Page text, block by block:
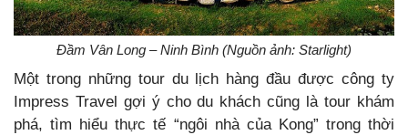
Đầm Vân Long – Ninh Bình (Nguồn ảnh: Starlight)
Một trong những tour du lịch hàng đầu được công ty
Impress Travel gợi ý cho du khách cũng là tour khám
phá, tìm hiểu thực tế “ngôi nhà của Kong” trong thời